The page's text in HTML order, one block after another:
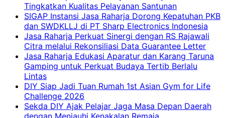
Tingkatkan Kualitas Pelayanan Santunan
SIGAP Instansi Jasa Raharja Dorong Kepatuhan PKB
dan SWDKLLJ di PT Sharp Electronics Indonesia
Jasa Raharja Perkuat Sinergi dengan RS Rajawali
Citra melalui Rekonsiliasi Data Guarantee Letter
Jasa Raharja Edukasi Aparatur dan Karang Taruna
Gamping untuk Perkuat Budaya Tertib Berlalu
Lintas
DIY Siap Jadi Tuan Rumah 1st Asian Gym for Life
Challenge 2026
Sekda DIY Ajak Pelajar Jaga Masa Depan Daerah
dengan Menjauhi Kenakalan Remaja